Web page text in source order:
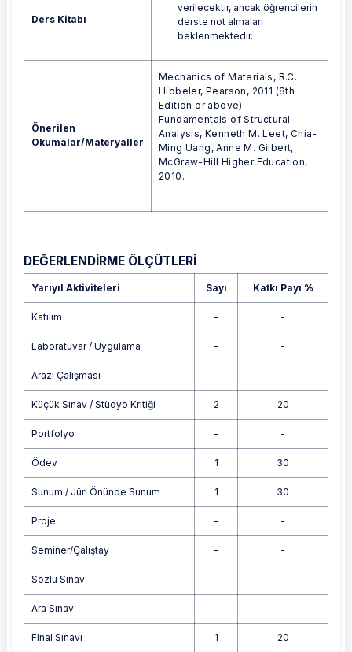
Ders Kitabı
verilecektir, ancak öğrencilerin
derste not almaları
beklenmektedir.
Önerilen
Okumalar/Materyaller
Mechanics of Materials, R.C.
Hibbeler, Pearson, 2011 (8th
Edition or above)
Fundamentals of Structural
Analysis, Kenneth M. Leet, Chia-
Ming Uang, Anne M. Gilbert,
McGraw-Hill Higher Education,
2010.
DEĞERLENDİRME ÖLÇÜTLERİ
Yarıyıl Aktiviteleri Sayı Katkı Payı %
Katılım - -
Laboratuvar / Uygulama - -
Arazi Çalışması - -
Küçük Sınav / Stüdyo Kritiği 2 20
Portfolyo - -
Ödev 1 30
Sunum / Jüri Önünde Sunum 1 30
Proje - -
Seminer/Çalıştay - -
Sözlü Sınav - -
Ara Sınav - -
Final Sınavı 1 20